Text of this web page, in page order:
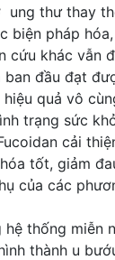
ung thư thay
biện pháp
cứu khác vẫn
ban đầu đạt
hiệu quả vô
trạng sức
cải
tốt, giảm
của các
hệ thống miễn
thành u